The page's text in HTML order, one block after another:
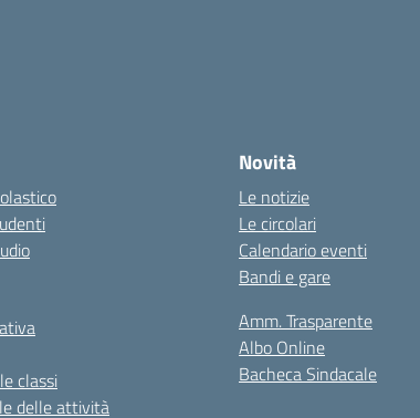
classi
delle attività
Novità
Le notizie
Le circolari
Calendario eventi
Bandi e gare
Amm. Trasparente
Albo Online
Bacheca Sindacale